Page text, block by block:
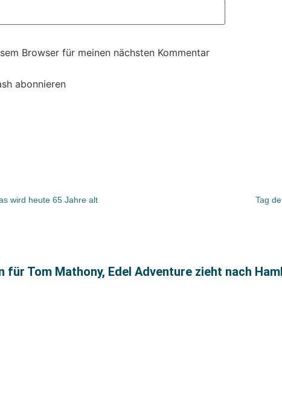
Browser für meinen nächsten Kommentar
abonnieren
wird heute 65 Jahre alt
Tag
für Tom Mathony, Edel Adventure zieht nach